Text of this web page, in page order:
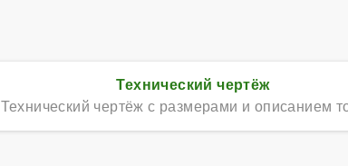
Технический чертёж
Технический чертёж с размерами и описанием